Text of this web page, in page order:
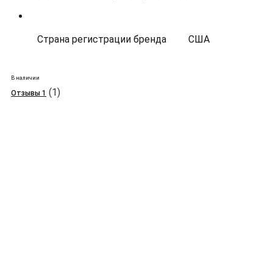
Страна регистрации бренда США
В наличии
Отзывы 1 (1)